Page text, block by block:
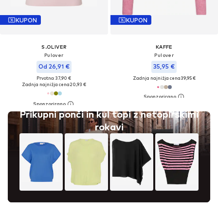
KUPON
S.OLIVER
Pulover
Od 26,91 €
Prvotno: 37,90 €
Zadnja najnižja cena20,93 €
Prikupni ponči in kul topi z netopirskimi
rokavi
KUPON
KAFFE
Pulover
35,95 €
Zadnja najnižja cena39,95 €